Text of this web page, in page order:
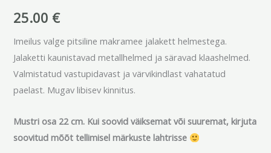
25.00 €
Imeilus valge pitsiline makramee jalakett helmestega.
Jalaketti kaunistavad metallhelmed ja säravad klaashelmed.
Valmistatud vastupidavast ja värvikindlast vahatatud
paelast. Mugav libisev kinnitus.
Mustri osa 22 cm. Kui soovid väiksemat või suuremat, kirjuta
soovitud mõõt tellimisel märkuste lahtrisse